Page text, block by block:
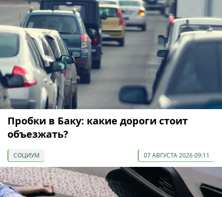
Пробки в Баку: какие дороги стоит
объезжать?
СОЦИУМ 07 АВГУСТА 2026 09:11